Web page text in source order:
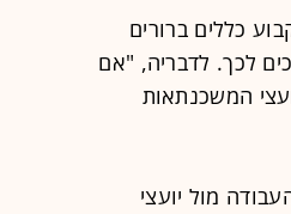
כללים ברורים
לכך. לדבריה, "אם
המשכנתאות
מול יועצי